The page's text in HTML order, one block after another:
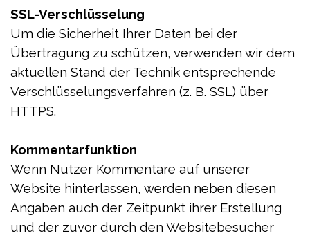
SSL-Verschlüsselung
Um die Sicherheit Ihrer Daten bei der
Übertragung zu schützen, verwenden wir dem
aktuellen Stand der Technik entsprechende
Verschlüsselungsverfahren (z. B. SSL) über
HTTPS.
Kommentarfunktion
Wenn Nutzer Kommentare auf unserer
Website hinterlassen, werden neben diesen
Angaben auch der Zeitpunkt ihrer Erstellung
und der zuvor durch den Websitebesucher